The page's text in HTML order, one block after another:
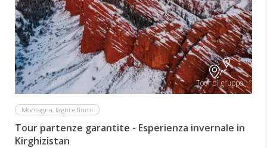
Tour di gruppo
Montagna, laghi e fiumi
Tour partenze garantite - Esperienza invernale in
Kirghizistan